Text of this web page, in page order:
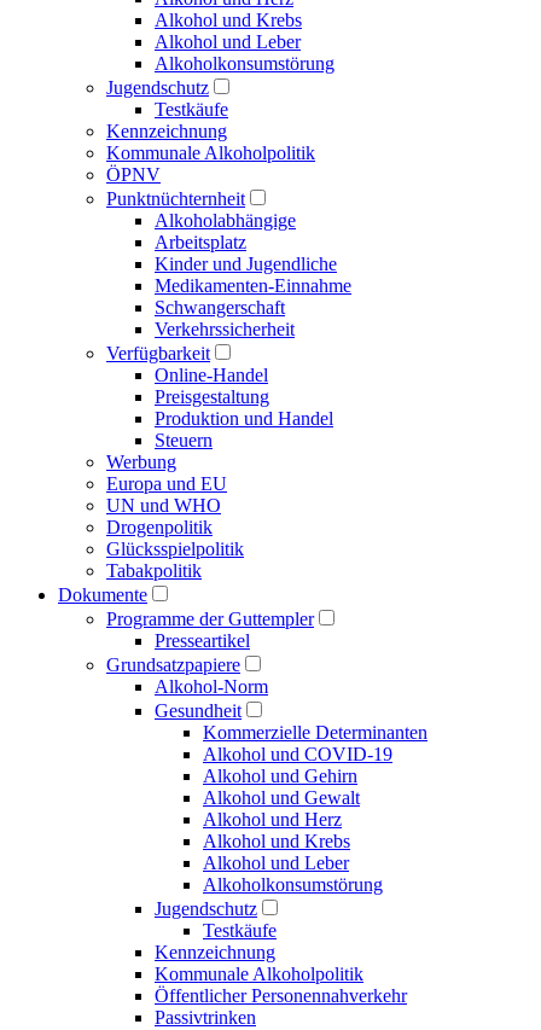
Alkohol und Krebs
Alkohol und Leber
Alkoholkonsumstörung
Jugendschutz
Testkäufe
Kennzeichnung
Kommunale Alkoholpolitik
ÖPNV
Punktnüchternheit
Alkoholabhängige
Arbeitsplatz
Kinder und Jugendliche
Medikamenten-Einnahme
Schwangerschaft
Verkehrssicherheit
Verfügbarkeit
Online-Handel
Preisgestaltung
Produktion und Handel
Steuern
Werbung
Europa und EU
UN und WHO
Drogenpolitik
Glücksspielpolitik
Tabakpolitik
Dokumente
Programme der Guttempler
Presse­artikel
Grundsatzpapiere
Alkohol-Norm
Gesundheit
Kommerzielle Determinanten
Alkohol und COVID-19
Alkohol und Gehirn
Alkohol und Gewalt
Alkohol und Herz
Alkohol und Krebs
Alkohol und Leber
Alkoholkonsumstörung
Jugendschutz
Testkäufe
Kennzeichnung
Kommunale Alkoholpolitik
Öffentlicher Personen­nahverkehr
Passivtrinken